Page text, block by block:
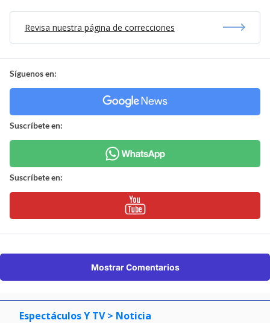
Revisa nuestra página de correcciones
Síguenos en:
Suscríbete en:
Suscríbete en:
Mostrar Comentarios
Espectáculos Y TV > Noticia